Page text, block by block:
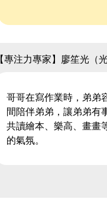
【專注力專家】廖笙光（
哥哥在寫作業時，弟弟
間陪伴弟弟，讓弟弟有
共讀繪本、樂高、畫畫
的氣氛。